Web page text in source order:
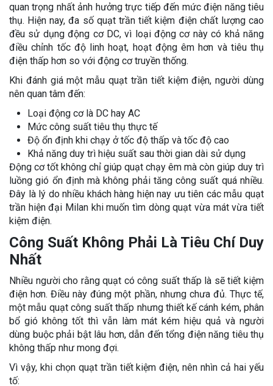
quan trọng nhất ảnh hưởng trực tiếp đến mức điện năng tiêu
thụ. Hiện nay, đa số quạt trần tiết kiệm điện chất lượng cao
đều sử dụng động cơ DC, vì loại động cơ này có khả năng
điều chỉnh tốc độ linh hoạt, hoạt động êm hơn và tiêu thụ
điện thấp hơn so với động cơ truyền thống.
Khi đánh giá một mẫu quạt trần tiết kiệm điện, người dùng
nên quan tâm đến:
Loại động cơ là DC hay AC
Mức công suất tiêu thụ thực tế
Độ ổn định khi chạy ở tốc độ thấp và tốc độ cao
Khả năng duy trì hiệu suất sau thời gian dài sử dụng
Động cơ tốt không chỉ giúp quạt chạy êm mà còn giúp duy trì
luồng gió ổn định mà không phải tăng công suất quá nhiều.
Đây là lý do nhiều khách hàng hiện nay ưu tiên các mẫu quạt
trần hiện đại Milan khi muốn tìm dòng quạt vừa mát vừa tiết
kiệm điện.
Công Suất Không Phải Là Tiêu Chí Duy
Nhất
Nhiều người cho rằng quạt có công suất thấp là sẽ tiết kiệm
điện hơn. Điều này đúng một phần, nhưng chưa đủ. Thực tế,
một mẫu quạt công suất thấp nhưng thiết kế cánh kém, phân
bổ gió không tốt thì vẫn làm mát kém hiệu quả và người
dùng buộc phải bật lâu hơn, dẫn đến tổng điện năng tiêu thụ
không thấp như mong đợi.
Vì vậy, khi chọn quạt trần tiết kiệm điện, nên nhìn cả hai yếu
tố: